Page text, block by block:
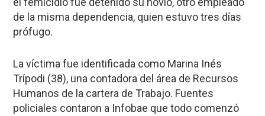
de la misma dependencia, quien estuvo tres días
prófugo.
La víctima fue identificada como Marina Inés
Trípodi (38), una contadora del área de Recursos
Humanos de la cartera de Trabajo. Fuentes
policiales contaron a Infobae que todo comenzó